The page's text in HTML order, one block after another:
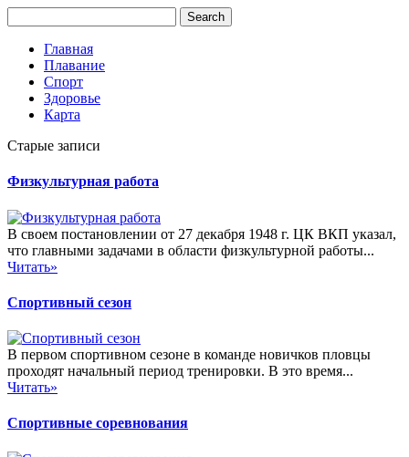
Главная
Плавание
Спорт
Здоровье
Карта
Старые записи
Физкультурная работа
В своем постановлении от 27 декабря 1948 г. ЦК ВКП указал,
что главными задачами в области физкультурной работы...
Читать»
Спортивный сезон
В первом спортивном сезоне в команде новичков пловцы
проходят начальный период тренировки. В это время...
Читать»
Спортивные соревнования